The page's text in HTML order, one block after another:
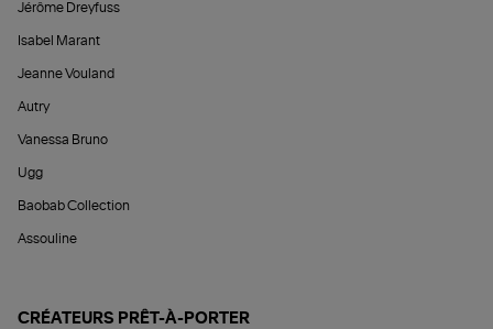
Jérôme Dreyfuss
Isabel Marant
Jeanne Vouland
Autry
Vanessa Bruno
Ugg
Baobab Collection
Assouline
CRÉATEURS PRÊT-À-PORTER